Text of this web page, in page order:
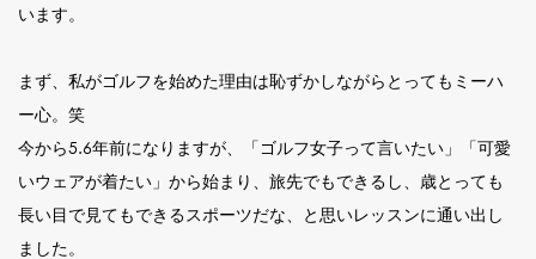
います。
まず、私がゴルフを始めた理由は恥ずかしながらとってもミーハ
ー心。笑
今から5.6年前になりますが、「ゴルフ女子って言いたい」「可愛
いウェアが着たい」から始まり、旅先でもできるし、歳とっても
長い目で見てもできるスポーツだな、と思いレッスンに通い出し
ました。